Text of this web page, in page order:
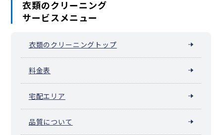
衣類のクリーニング
サービスメニュー
衣類のクリーニングトップ
料金表
宅配エリア
品質について